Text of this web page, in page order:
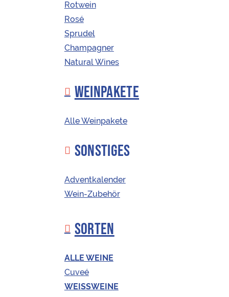
Halloumi-Hühnerspieße mit Eblysalat
Rotwein
Rosé
Sprudel
Champagner
Natural Wines
WEINPAKETE
Alle Weinpakete
SONSTIGES
Adventkalender
Wein-Zubehör
SORTEN
ALLE WEINE
Cuveé
WEISSWEINE